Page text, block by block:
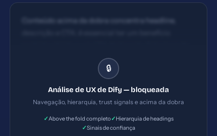
Conteúdo acima da dobra concentra headline,
leitura razoável, com headline e subtexto. Pode
melhorar com headings claros (H1/H2) e pain points
🔒
Análise de UX de Dify — bloqueada
Navegação, hierarquia, trust signals e acima da dobra
✓Above the fold completo✓Hierarquia de headings
✓Sinais de confiança